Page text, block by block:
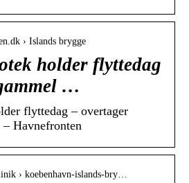
› Islands brygge
holder flyttedag
…
flyttedag – overtager
Havnefronten
› koebenhavn-islands-bry…